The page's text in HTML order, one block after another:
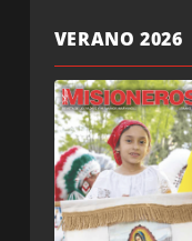
VERANO 2026